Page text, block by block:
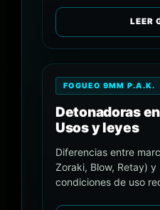
LEER
FOGUEO 9MM P.A.K.
Detonadoras
Usos y leyes
Diferencias entre
Zoraki, Blow, Retay)
condiciones de uso